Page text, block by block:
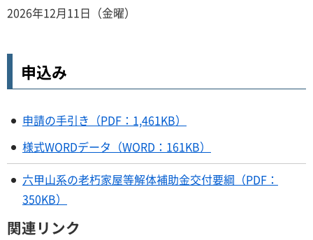
2026年12月11日（金曜）
申込み
申請の手引き（PDF：1,461KB）
様式WORDデータ（WORD：161KB）
六甲山系の老朽家屋等解体補助金交付要綱（PDF：
350KB）
関連リンク